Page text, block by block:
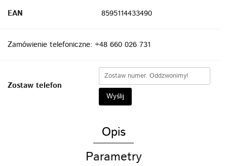
EAN
8595114433490
Zamówienie telefoniczne: +48 660 026 731
Zostaw telefon
Wyślij
Opis
Parametry